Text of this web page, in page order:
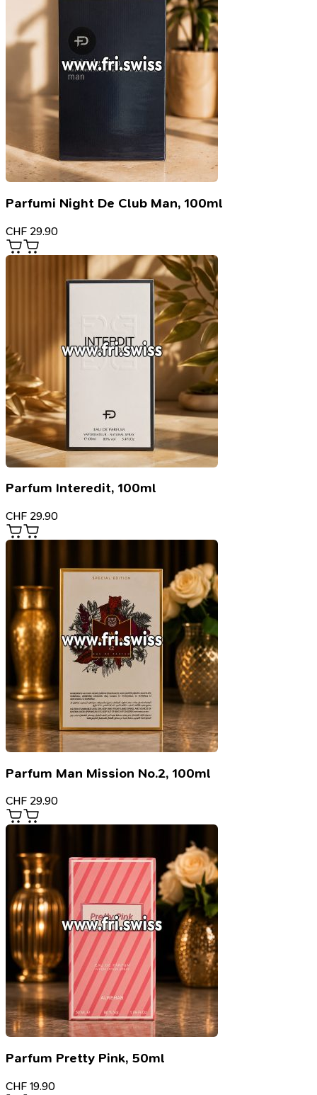
Parfumi Night De Club Man, 100ml
CHF 29.90
Parfum Interedit, 100ml
CHF 29.90
Parfum Man Mission No.2, 100ml
CHF 29.90
Parfum Pretty Pink, 50ml
CHF 19.90